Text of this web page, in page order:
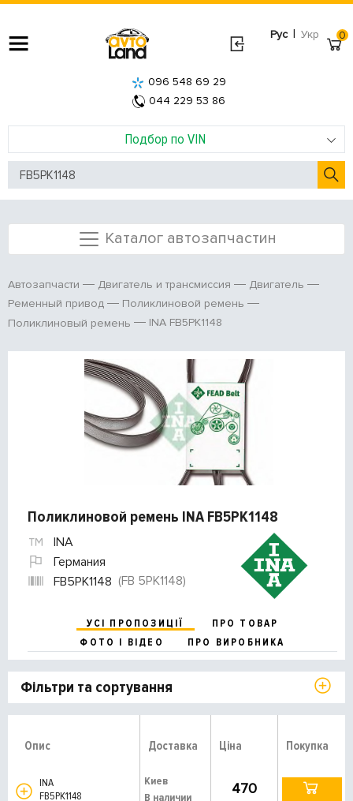
Рус | Укр
Подбор по VIN
096 548 69 29
044 229 53 86
0
Каталог автозапчастин
Автозапчасти Двигатель и трансмиссия
Двигатель
Ременный привод
Поликлиновой ремень
Поликлиновый ремень
INA FB5PK1148
Поликлиновой ремень INA FB5PK1148
INA
Германия
FB5PK1148 (FB 5PK1148)
УСІ ПРОПОЗИЦІЇ
ПРО ТОВАР
ФОТО І ВІДЕО
ПРО ВИРОБНИКА
Фільтри та сортування
Опис Доставка Ціна Покупка
INA
FB5PK1148
Киев
В наличии
470